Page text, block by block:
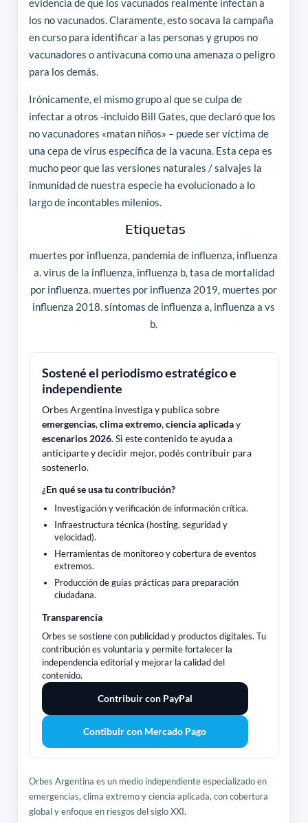
evidencia de que los vacunados realmente infectan a
los no vacunados. Claramente, esto socava la campaña
en curso para identificar a las personas y grupos no
vacunadores o antivacuna como una amenaza o peligro
para los demás.
Irónicamente, el mismo grupo al que se culpa de
infectar a otros -incluido Bill Gates, que declaró que los
no vacunadores «matan niños» – puede ser víctima de
una cepa de virus específica de la vacuna. Esta cepa es
mucho peor que las versiones naturales / salvajes la
inmunidad de nuestra especie ha evolucionado a lo
largo de incontables milenios.
Etiquetas
muertes por influenza, pandemia de influenza, influenza
a. virus de la influenza, influenza b, tasa de mortalidad
por influenza. muertes por influenza 2019, muertes por
influenza 2018. síntomas de influenza a, influenza a vs
b.
Sostené el periodismo estratégico e
independiente
Orbes Argentina investiga y publica sobre
emergencias,clima extremo,ciencia aplicaday
escenarios 2026. Si este contenido te ayuda a
anticiparte y decidir mejor, podés contribuir para
sostenerlo.
¿En qué se usa tu contribución?
Investigación y verificación de información crítica.
Infraestructura técnica (hosting, seguridad y
velocidad).
Herramientas de monitoreo y cobertura de eventos
extremos.
Producción de guías prácticas para preparación
ciudadana.
Transparencia
Orbes se sostiene con publicidad y productos digitales. Tu
contribución es voluntaria y permite fortalecer la
independencia editorial y mejorar la calidad del
contenido.
Contribuir con PayPal
Contibuir con Mercado Pago
Orbes Argentina es un medio independiente especializado en
emergencias, clima extremo y ciencia aplicada, con cobertura
global y enfoque en riesgos del siglo XXI.